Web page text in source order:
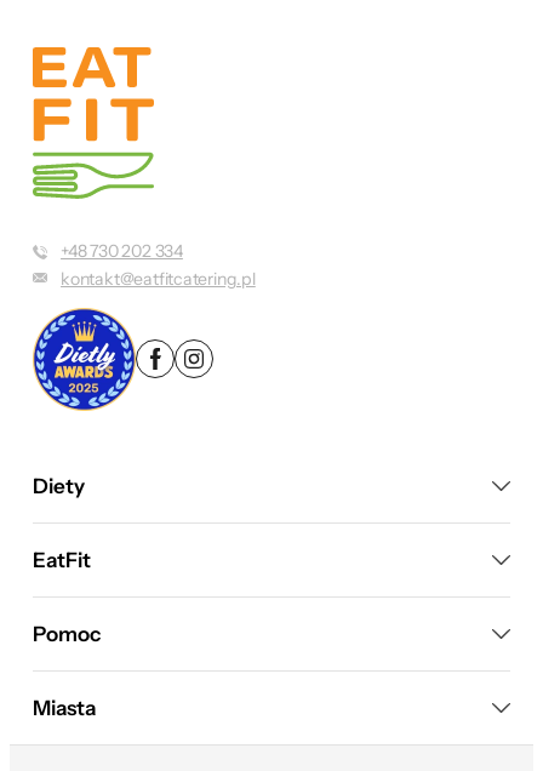
+48 730 202 334
kontakt@eatfitcatering.pl
Diety
EatFit
Pomoc
Miasta